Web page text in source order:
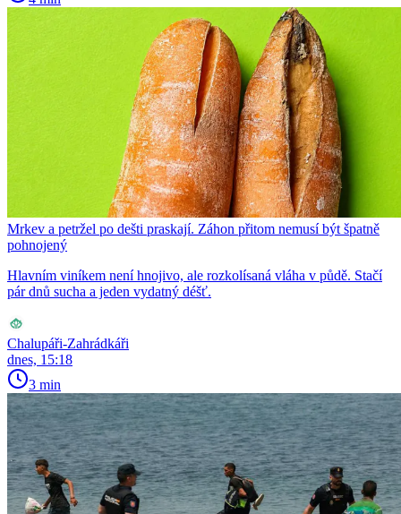
Mrkev a petržel po dešti praskají. Záhon přitom nemusí být špatně
pohnojený
Hlavním viníkem není hnojivo, ale rozkolísaná vláha v půdě. Stačí
pár dnů sucha a jeden vydatný déšť.
Chalupáři-Zahrádkáři
dnes, 15:18
3 min